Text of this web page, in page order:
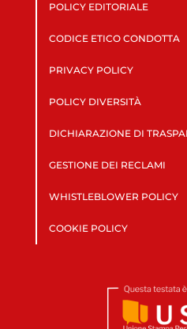
POLICY EDITORIALE
CODICE ETICO CONDOTTA
PRIVACY POLICY
POLICY DIVERSITÀ
DICHIARAZIONE DI
GESTIONE DEI RECLAMI
WHISTLEBLOWER POLICY
COOKIE POLICY